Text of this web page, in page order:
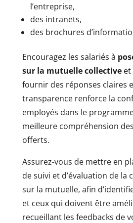
l’entreprise,
des intranets,
des brochures
Encouragez les salariés à
sur la mutuelle collectiveet
fournir des réponses claires
transparence renforce la
employés dans le
meilleure compréhension
offerts.
Assurez-vous de mettre en
de suivi et d’évaluation de la
sur la mutuelle, afin
et ceux qui doivent être
recueillant les feedbacks de